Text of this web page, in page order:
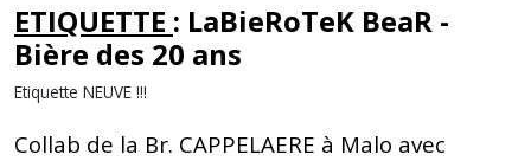
ETIQUETTE : LaBieRoTeK BeaR -
Bière des 20 ans
Etiquette NEUVE !!!
Collab de la Br. CAPPELAERE à Malo avec